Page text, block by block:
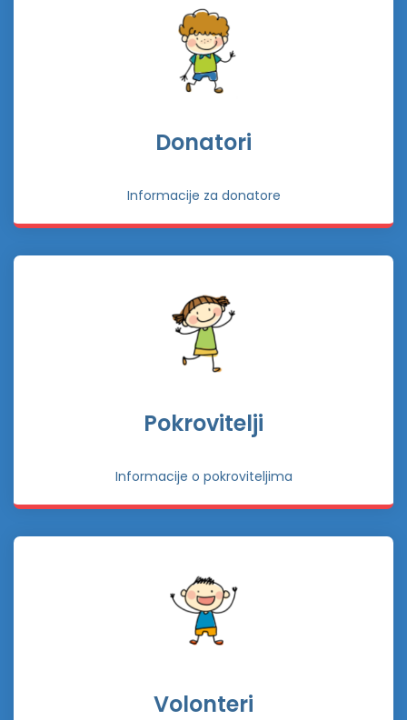
Donatori
Informacije za donatore
Pokrovitelji
Informacije o pokroviteljima
Volonteri